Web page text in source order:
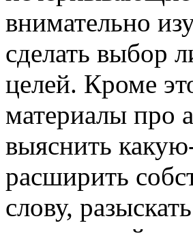
внимательно
сделать выбор
целей. Кроме
материалы про
выяснить
расширить
слову,